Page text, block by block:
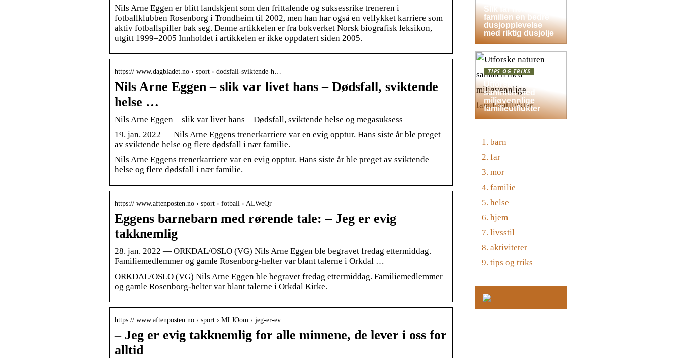
Nils Arne Eggen er blitt landskjent som den frittalende og suksessrike treneren i
fotballklubben Rosenborg i Trondheim til 2002, men han har også en vellykket karriere som
aktiv fotballspiller bak seg. Denne artikkelen er fra bokverket Norsk biografisk leksikon,
utgitt 1999–2005 Innholdet i artikkelen er ikke oppdatert siden 2005.
https:// www.dagbladet.no › sport › dodsfall-sviktende-h…
Nils Arne Eggen – slik var livet hans – Dødsfall, sviktende
helse …
Nils Arne Eggen – slik var livet hans – Dødsfall, sviktende helse og megasuksess
19. jan. 2022 — Nils Arne Eggens trenerkarriere var en evig opptur. Hans siste år ble preget
av sviktende helse og flere dødsfall i nær familie.
Nils Arne Eggens trenerkarriere var en evig opptur. Hans siste år ble preget av sviktende
helse og flere dødsfall i nær familie.
https:// www.aftenposten.no › sport › fotball › ALWeQr
Eggens barnebarn med rørende tale: – Jeg er evig
takknemlig
28. jan. 2022 — ORKDAL/OSLO (VG) Nils Arne Eggen ble begravet fredag ettermiddag.
Familiemedlemmer og gamle Rosenborg-helter var blant talerne i Orkdal …
ORKDAL/OSLO (VG) Nils Arne Eggen ble begravet fredag ettermiddag. Familiemedlemmer
og gamle Rosenborg-helter var blant talerne i Orkdal Kirke.
https:// www.aftenposten.no › sport › MLJOom › jeg-er-ev…
– Jeg er evig takknemlig for alle minnene, de lever i oss for
alltid
Slik får hele
familien en bedre
dusjopplevelse
med riktig dusjolje
TIPS OG TRIKS
Utforske naturen
sammen med
miljøvennlige
familieutflukter
barn
far
mor
familie
helse
hjem
livsstil
aktiviteter
tips og triks